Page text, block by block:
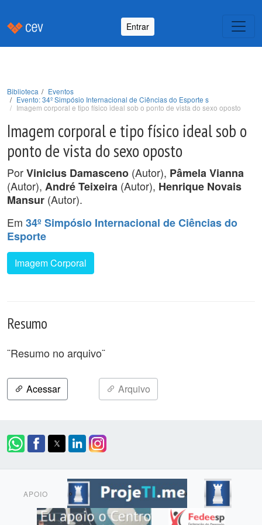
Entrar
Biblioteca
Eventos
Evento: 34º Simpósio Internacional de Ciências do Esporte s
Imagem corporal e tipo físico ideal sob o ponto de vista do sexo oposto
Imagem corporal e tipo físico ideal sob o
ponto de vista do sexo oposto
PorVinicius Damasceno (Autor), Pâmela Vianna
(Autor), André Teixeira (Autor), Henrique Novais
Mansur (Autor).
Em 34º Simpósio Internacional de Ciências do
Esporte
Imagem Corporal
Resumo
¨Resumo no arquivo¨
Acessar Arquivo
APOIO